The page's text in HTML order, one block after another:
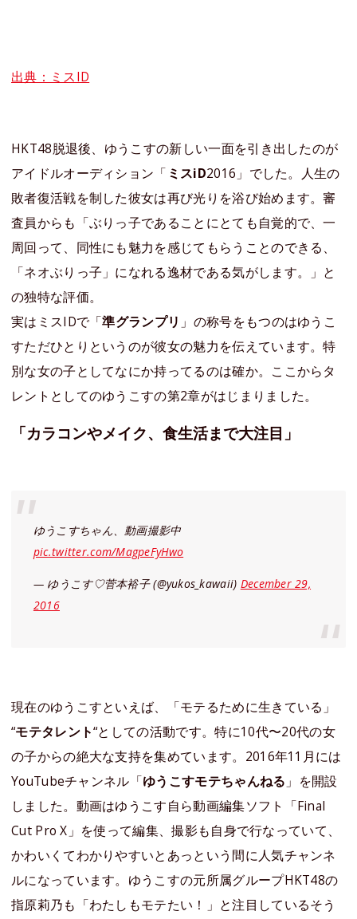
出典：ミスID
HKT48脱退後、ゆうこすの新しい一面を引き出したのが
アイドルオーディション「 ミスiD2016」でした。人生の
敗者復活戦を制した彼女は再び光りを浴び始めます。審
査員からも「ぶりっ子であることにとても自覚的で、一
周回って、同性にも魅力を感じてもらうことのできる、
「ネオぶりっ子」になれる逸材である気がします。」と
の独特な評価。
実はミスIDで「準グランプリ 」の称号をもつのはゆうこ
すただひとりというのが彼女の魅力を伝えています。特
別な女の子としてなにか持ってるのは確か。ここからタ
レントとしてのゆうこすの第2章がはじまりました。
「カラコンやメイク、食生活まで大注目」
ゆうこすちゃん、動画撮影中
pic.twitter.com/MagpeFyHwo
— ゆうこす♡菅本裕子 (@yukos_kawaii) December 29,
2016
現在のゆうこすといえば、「モテるために生きている」
“モテタレント“としての活動です。特に10代〜20代の女
の子からの絶大な支持を集めています。2016年11月には
YouTubeチャンネル「ゆうこすモテちゃんねる 」を開設
しました。動画はゆうこす自ら動画編集ソフト「Final
Cut Pro X」を使って編集、撮影も自身で行なっていて、
かわいくてわかりやすいとあっという間に人気チャンネ
ルになっています。ゆうこすの元所属グループHKT48の
指原莉乃も「わたしもモテたい！」と注目しているそう